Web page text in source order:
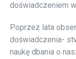
doświadczeniem
Poprzez lata
doświadczenia-
naukę dbania o